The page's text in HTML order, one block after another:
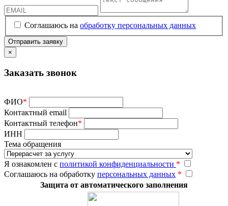
Соглашаюсь на обработку персональных данных
×
Заказать звонок
ФИО*
Контактный email
Контактный телефон*
ИНН
Тема обращения
Я ознакомлен с политикой конфиденциальности *
Соглашаюсь на обработку персональных данных *
Защита от автоматического заполнения